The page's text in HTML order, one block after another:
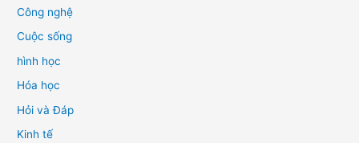
Công nghệ
Cuộc sống
hình học
Hóa học
Hỏi và Đáp
Kinh tế